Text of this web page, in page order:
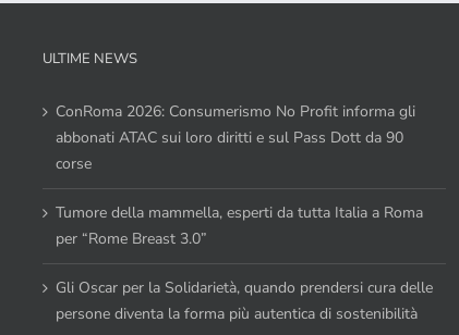
ULTIME NEWS
ConRoma 2026: Consumerismo No Profit informa gli
abbonati ATAC sui loro diritti e sul Pass Dott da 90
corse
Tumore della mammella, esperti da tutta Italia a Roma
per “Rome Breast 3.0”
Gli Oscar per la Solidarietà, quando prendersi cura delle
persone diventa la forma più autentica di sostenibilità